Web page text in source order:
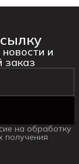
и
заказ
на обработку
получения